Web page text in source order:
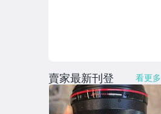
賣家最新刊登 看更多